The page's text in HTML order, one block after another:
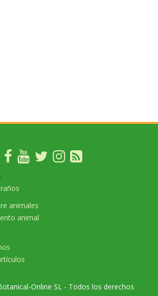
animales
animal
Online SL - Todos los derechos